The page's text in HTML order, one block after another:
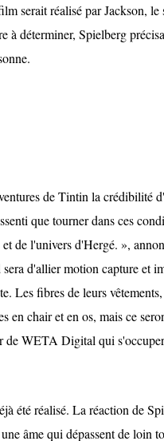
serait réalisé par Jackson,
à déterminer, Spielberg
de Tintin la crédibilité
que tourner dans ces
de l'univers d'Hergé. »,
d'allier motion capture et
Les fibres de leurs
en chair et en os, mais ce
de WETA Digital qui
été réalisé. La réaction de
âme qui dépassent de loin